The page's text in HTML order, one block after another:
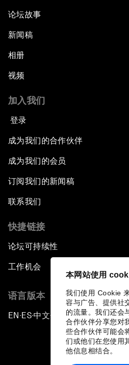
本网站使用
我们使用 Cookie
容与广告、提供社
的流量。我们还会
合作伙伴分享您对
些合作伙伴可能会
们或他们在您使用
他信息相结合。
论坛故事
新闻稿
相册
视频
加入我们
登录
成为我们的合作伙伴
成为我们的会员
订阅我们的新闻稿
联系我们
快捷链接
论坛可持续性
工作机会
语言版本
EN ▪ ES▪中文▪ 日本語